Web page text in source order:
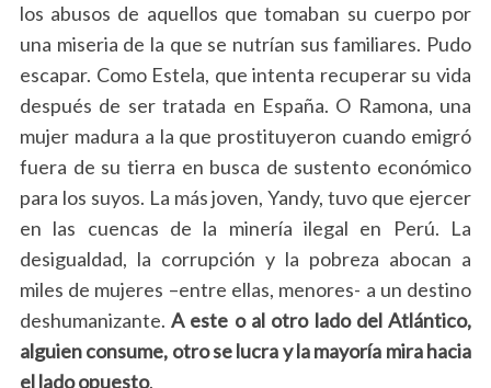
los abusos de aquellos que tomaban su cuerpo por
una miseria de la que se nutrían sus familiares. Pudo
escapar. Como Estela, que intenta recuperar su vida
después de ser tratada en España. O Ramona, una
mujer madura a la que prostituyeron cuando emigró
fuera de su tierra en busca de sustento económico
para los suyos. La más joven, Yandy, tuvo que ejercer
en las cuencas de la minería ilegal en Perú. La
desigualdad, la corrupción y la pobreza abocan a
miles de mujeres –entre ellas, menores- a un destino
deshumanizante.A este o al otro lado del Atlántico,
alguien consume, otro se lucra y la mayoría mira hacia
el lado opuesto.